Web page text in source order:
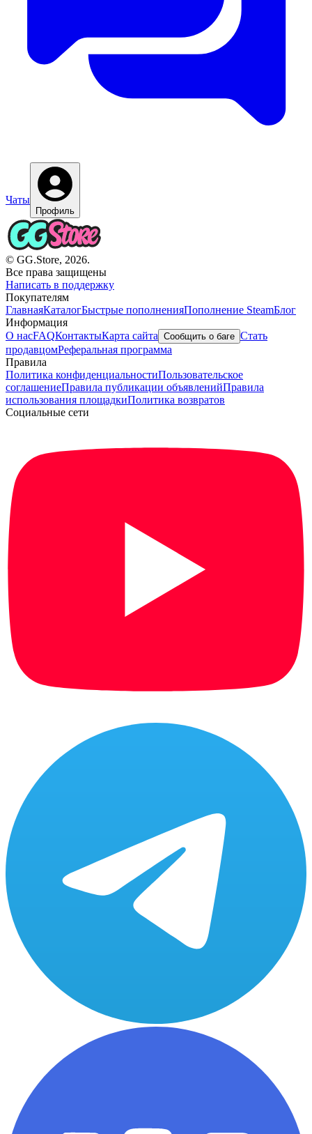
Чаты
Профиль
© GG.Store, 2026.
Все права защищены
Написать в поддержку
Покупателям
ГлавнаяКаталогБыстрые пополненияПополнение SteamБлог
Информация
О насFAQКонтактыКарта сайта Сообщить о баге Стать
продавцомРеферальная программа
Правила
Политика конфиденциальностиПользовательское
соглашениеПравила публикации объявленийПравила
использования площадкиПолитика возвратов
Социальные сети